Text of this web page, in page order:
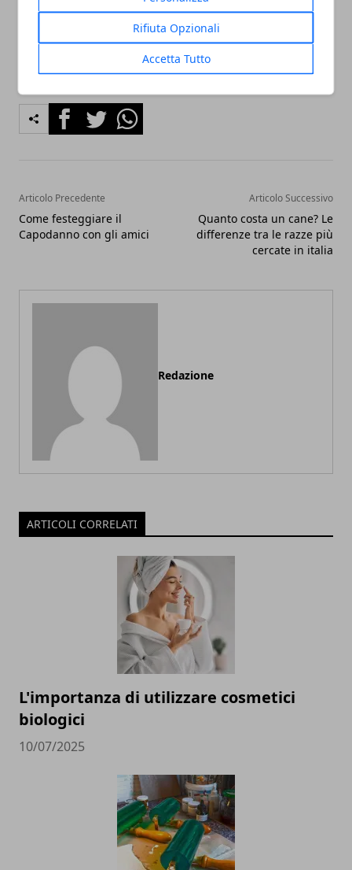
Rifiuta Opzionali
Accetta Tutto
piedi in caso di rischi meccanici.
FacebookTwitterWhatsapp
Articolo Precedente
Come festeggiare il
Capodanno con gli amici
Articolo Successivo
Quanto costa un cane? Le
differenze tra le razze più
cercate in italia
Redazione
ARTICOLI CORRELATI
L'importanza di utilizzare cosmetici
biologici
10/07/2025